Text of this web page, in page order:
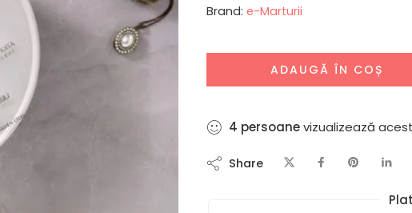
Brand: e-Marturii
ADAUGĂ ÎN COȘ
5 persoanevizualizează
Share